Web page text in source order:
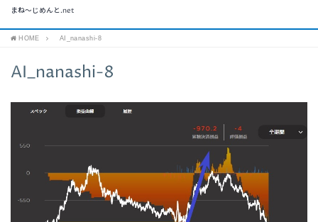
まね～じめんと.net
HOME AI_nanashi-8
AI_nanashi-8